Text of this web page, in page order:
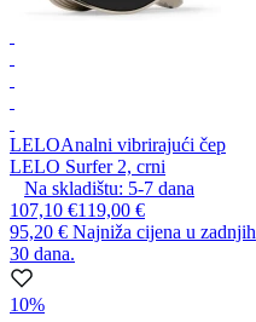
LELOAnalni vibrirajući čep
LELO Surfer 2, crni
Na skladištu: 5-7 dana
107,10 €119,00 €
95,20 € Najniža cijena u zadnjih
30 dana.
10%